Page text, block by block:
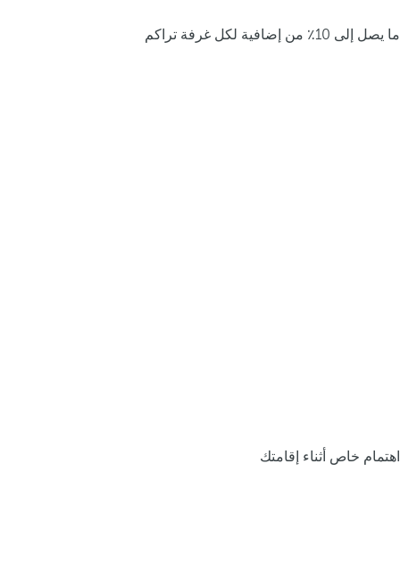
ما يصل إلى 10٪ من إضافية لكل غرفة تراكم
اهتمام خاص أثناء إقامتك